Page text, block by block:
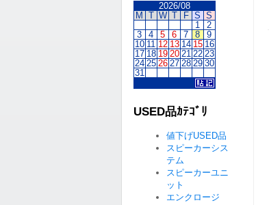
2026/08
M
T W T F S S
1
2
3
4 5 6 7 8
9
10 11 12 13 14 15 16
17 18 19 20 21 22 23
24 25 26 27 28 29 30
31
USED品ｶﾃｺﾞﾘ
値下げUSED品
スピーカーシス
テム
スピーカーユニ
ット
エンクロージ